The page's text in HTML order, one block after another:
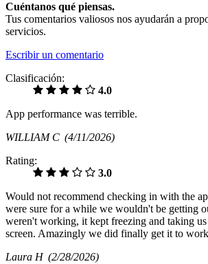
Cuéntanos qué piensas.
Tus comentarios valiosos nos ayudarán a
servicios.
Escribir un comentario
Clasificación:
4.0
App performance was terrible.
WILLIAM C (4/11/2026)
Rating:
3.0
Would not recommend checking in with the
were sure for a while we wouldn't be getting
weren't working, it kept freezing and taking
screen. Amazingly we did finally get it to
Laura H (2/28/2026)